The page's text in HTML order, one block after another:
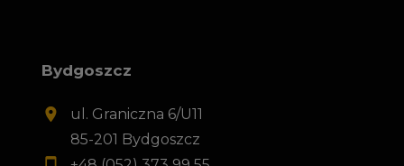
Bydgoszcz
ul. Graniczna 6/U11
85-201 Bydgoszcz